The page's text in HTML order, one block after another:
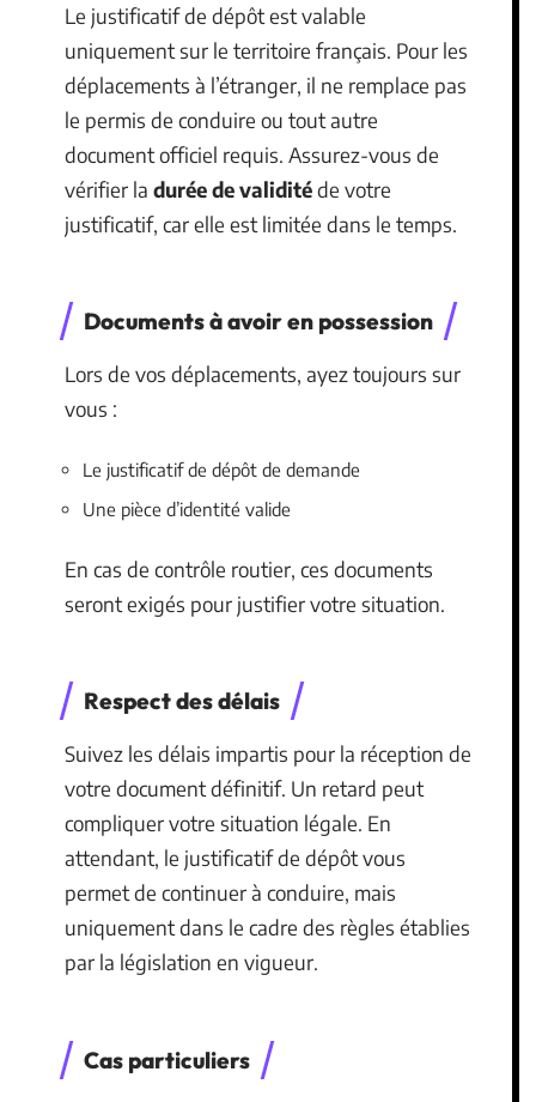
Le justificatif de dépôt est valable
uniquement sur le territoire français. Pour les
déplacements à l’étranger, il ne remplace pas
le permis de conduire ou tout autre
document officiel requis. Assurez-vous de
vérifier la durée de validitéde votre
justificatif, car elle est limitée dans le temps.
Documents à avoir en possession
Lors de vos déplacements, ayez toujours sur
vous :
Le justificatif de dépôt de demande
Une pièce d’identité valide
En cas de contrôle routier, ces documents
seront exigés pour justifier votre situation.
Respect des délais
Suivez les délais impartis pour la réception de
votre document définitif. Un retard peut
compliquer votre situation légale. En
attendant, le justificatif de dépôt vous
permet de continuer à conduire, mais
uniquement dans le cadre des règles établies
par la législation en vigueur.
Cas particuliers